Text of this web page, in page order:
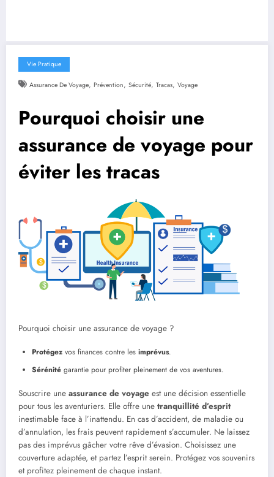
Vie Pratique
Assurance De Voyage, Prévention, Sécurité, Tracas, Voyage
Pourquoi choisir une
assurance de voyage pour
éviter les tracas
Pourquoi choisir une assurance de voyage ?
Protégez vos finances contre les imprévus.
Sérénité garantie pour profiter pleinement de vos aventures.
Souscrire une assurance de voyage est une décision essentielle
pour tous les aventuriers. Elle offre une tranquillité d’esprit
inestimable face à l’inattendu. En cas d’accident, de maladie ou
d’annulation, les frais peuvent rapidement s’accumuler. Ne laissez
pas des imprévus gâcher votre rêve d’évasion. Choisissez une
couverture adaptée, et partez l’esprit serein. Protégez vos souvenirs
et profitez pleinement de chaque instant.